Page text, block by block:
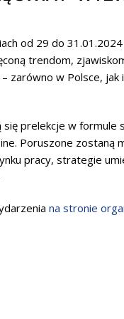
od 29 do
trendom,
zarówno w Polsce, jak
prelekcje w formule
Poruszone zostaną
pracy, strategie
na stronie